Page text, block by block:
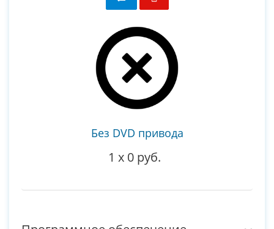
Без DVD привода
1 x 0 руб.